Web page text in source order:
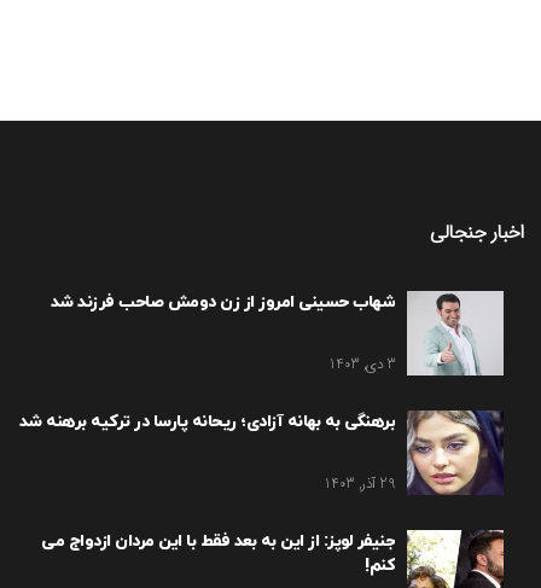
اخبار جنجالی
شهاب حسینی امروز از زن دومش صاحب فرزند شد
3 دی, 1403
برهنگی به بهانه آزادی؛ ریحانه پارسا در ترکیه برهنه شد
29 آذر, 1403
جنیفر لوپز: از این به بعد فقط با این مردان ازدواج می
کنم!